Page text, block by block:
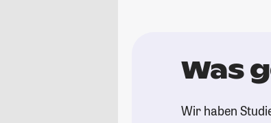
Was
Wir haben